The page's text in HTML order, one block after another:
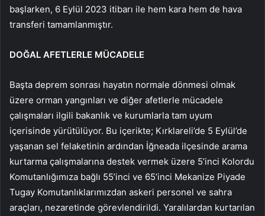
başlarken, 6 Eylül 2023 itibarı ile hem kara hem de hava
transferi tamamlanmıştır.
DOĞAL AFETLERLE MÜCADELE
Başta deprem sonrası hayatın normale dönmesi olmak
üzere orman yangınları ve diğer afetlerle mücadele
çalışmaları ilgili bakanlık ve kurumlarla tam uyum
içerisinde yürütülüyor. Bu içerikte; Kırklareli’de 5 Eylül’de
yaşanan sel felaketinin ardından İğneada ilçesinde arama
kurtarma çalışmalarına destek vermek üzere 5’inci Kolordu
Komutanlığımıza bağlı 55’inci ve 65’inci Mekanize Piyade
Tugay Komutanlıklarımızdan askeri personel ve sahra
araçları, nezaretinde görevlendirildi. Yaralılardan kurtarılan